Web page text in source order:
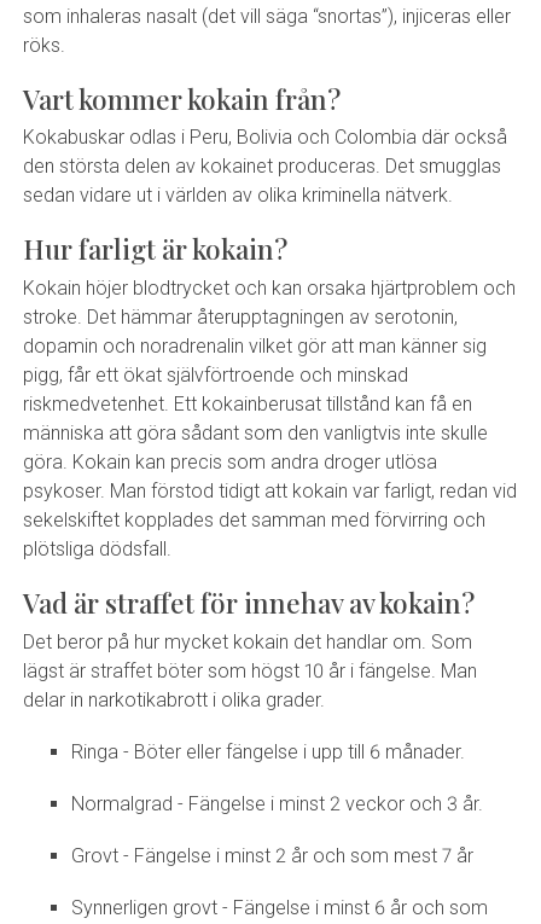
som inhaleras nasalt (det vill säga “snortas”), injiceras eller
röks.
Vart kommer kokain från?
Kokabuskar odlas i Peru, Bolivia och Colombia där också
den största delen av kokainet produceras. Det smugglas
sedan vidare ut i världen av olika kriminella nätverk.
Hur farligt är kokain?
Kokain höjer blodtrycket och kan orsaka hjärtproblem och
stroke. Det hämmar återupptagningen av serotonin,
dopamin och noradrenalin vilket gör att man känner sig
pigg, får ett ökat självförtroende och minskad
riskmedvetenhet. Ett kokainberusat tillstånd kan få en
människa att göra sådant som den vanligtvis inte skulle
göra. Kokain kan precis som andra droger utlösa
psykoser. Man förstod tidigt att kokain var farligt, redan vid
sekelskiftet kopplades det samman med förvirring och
plötsliga dödsfall.
Vad är straffet för innehav av kokain?
Det beror på hur mycket kokain det handlar om. Som
lägst är straffet böter som högst 10 år i fängelse. Man
delar in narkotikabrott i olika grader.
Ringa - Böter eller fängelse i upp till 6 månader.
Normalgrad - Fängelse i minst 2 veckor och 3 år.
Grovt - Fängelse i minst 2 år och som mest 7 år
Synnerligen grovt - Fängelse i minst 6 år och som